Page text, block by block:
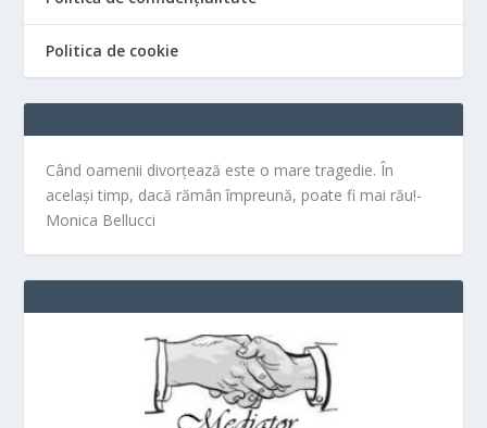
Politica de cookie
Când oamenii divorțează este o mare tragedie. În
același timp, dacă rămân împreună, poate fi mai rău!-
Monica Bellucci